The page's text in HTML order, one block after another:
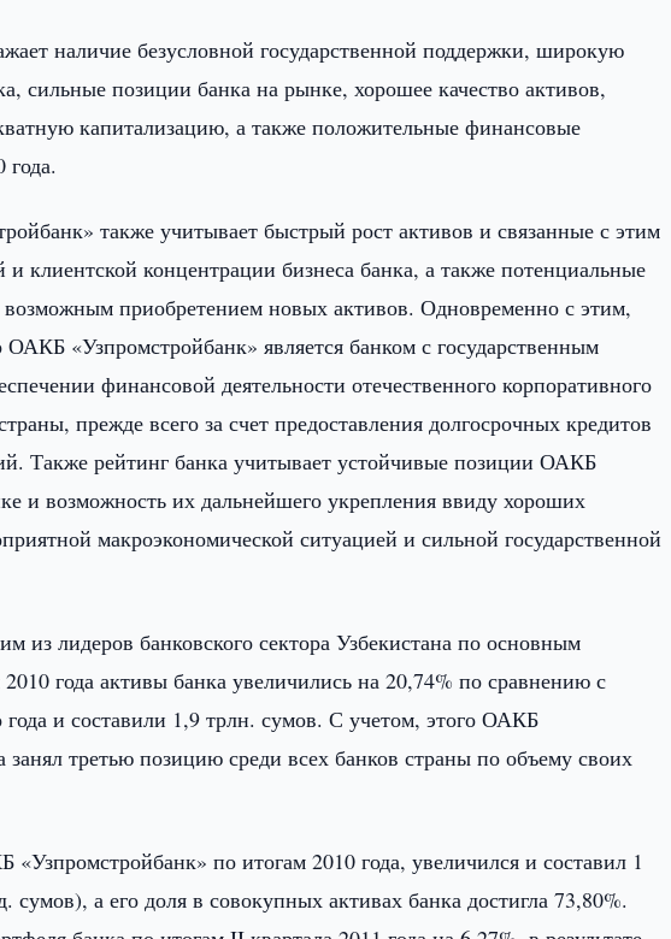
наличие безусловной государственной поддержки, широкую
сильные позиции банка на рынке, хорошее качество активов,
капитализацию, а также положительные финансовые
года.
также учитывает быстрый рост активов и связанные с этим
клиентской концентрации бизнеса банка, а также потенциальные
возможным приобретением новых активов. Одновременно с этим,
«Узпромстройбанк» является банком с государственным
финансовой деятельности отечественного корпоративного
прежде всего за счет предоставления долгосрочных кредитов
Также рейтинг банка учитывает устойчивые позиции ОАКБ
и возможность их дальнейшего укрепления ввиду хороших
макроэкономической ситуацией и сильной государственной
из лидеров банковского сектора Узбекистана по основным
года активы банка увеличились на 20,74% по сравнению с
и составили 1,9 трлн. сумов. С учетом, этого ОАКБ
занял третью позицию среди всех банков страны по объему своих
по итогам 2010 года, увеличился и составил 1
а его доля в совокупных активах банка достигла 73,80%.